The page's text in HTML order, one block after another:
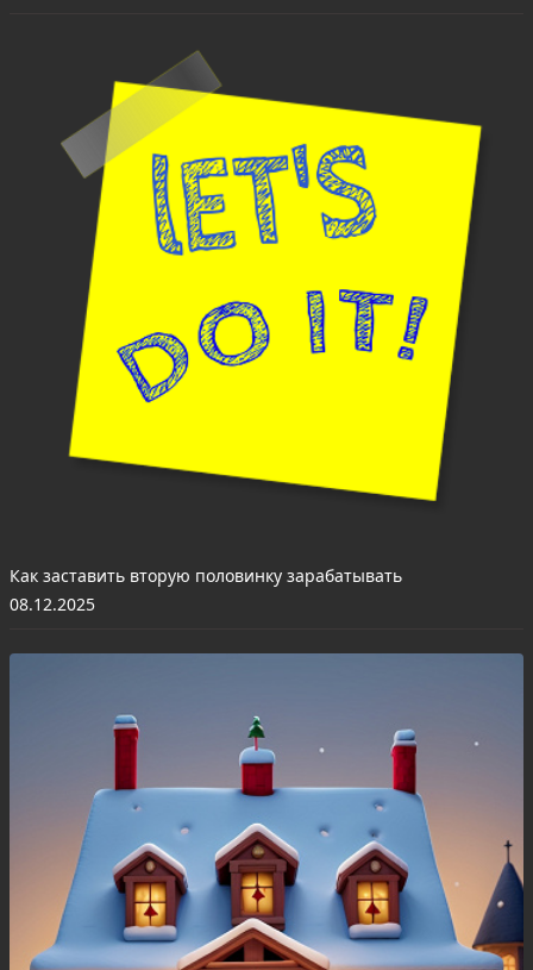
Как заставить вторую половинку зарабатывать
08.12.2025